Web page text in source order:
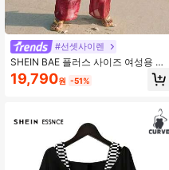
#선셋사이렌
SHEIN BAE 플러스 사이즈 여성용 전
체 프린트 홀터 끈 없는 상의 및 긴 바
지 섹시한 2피스 세트, 엑스트라 롱 상
19,790원 -51%